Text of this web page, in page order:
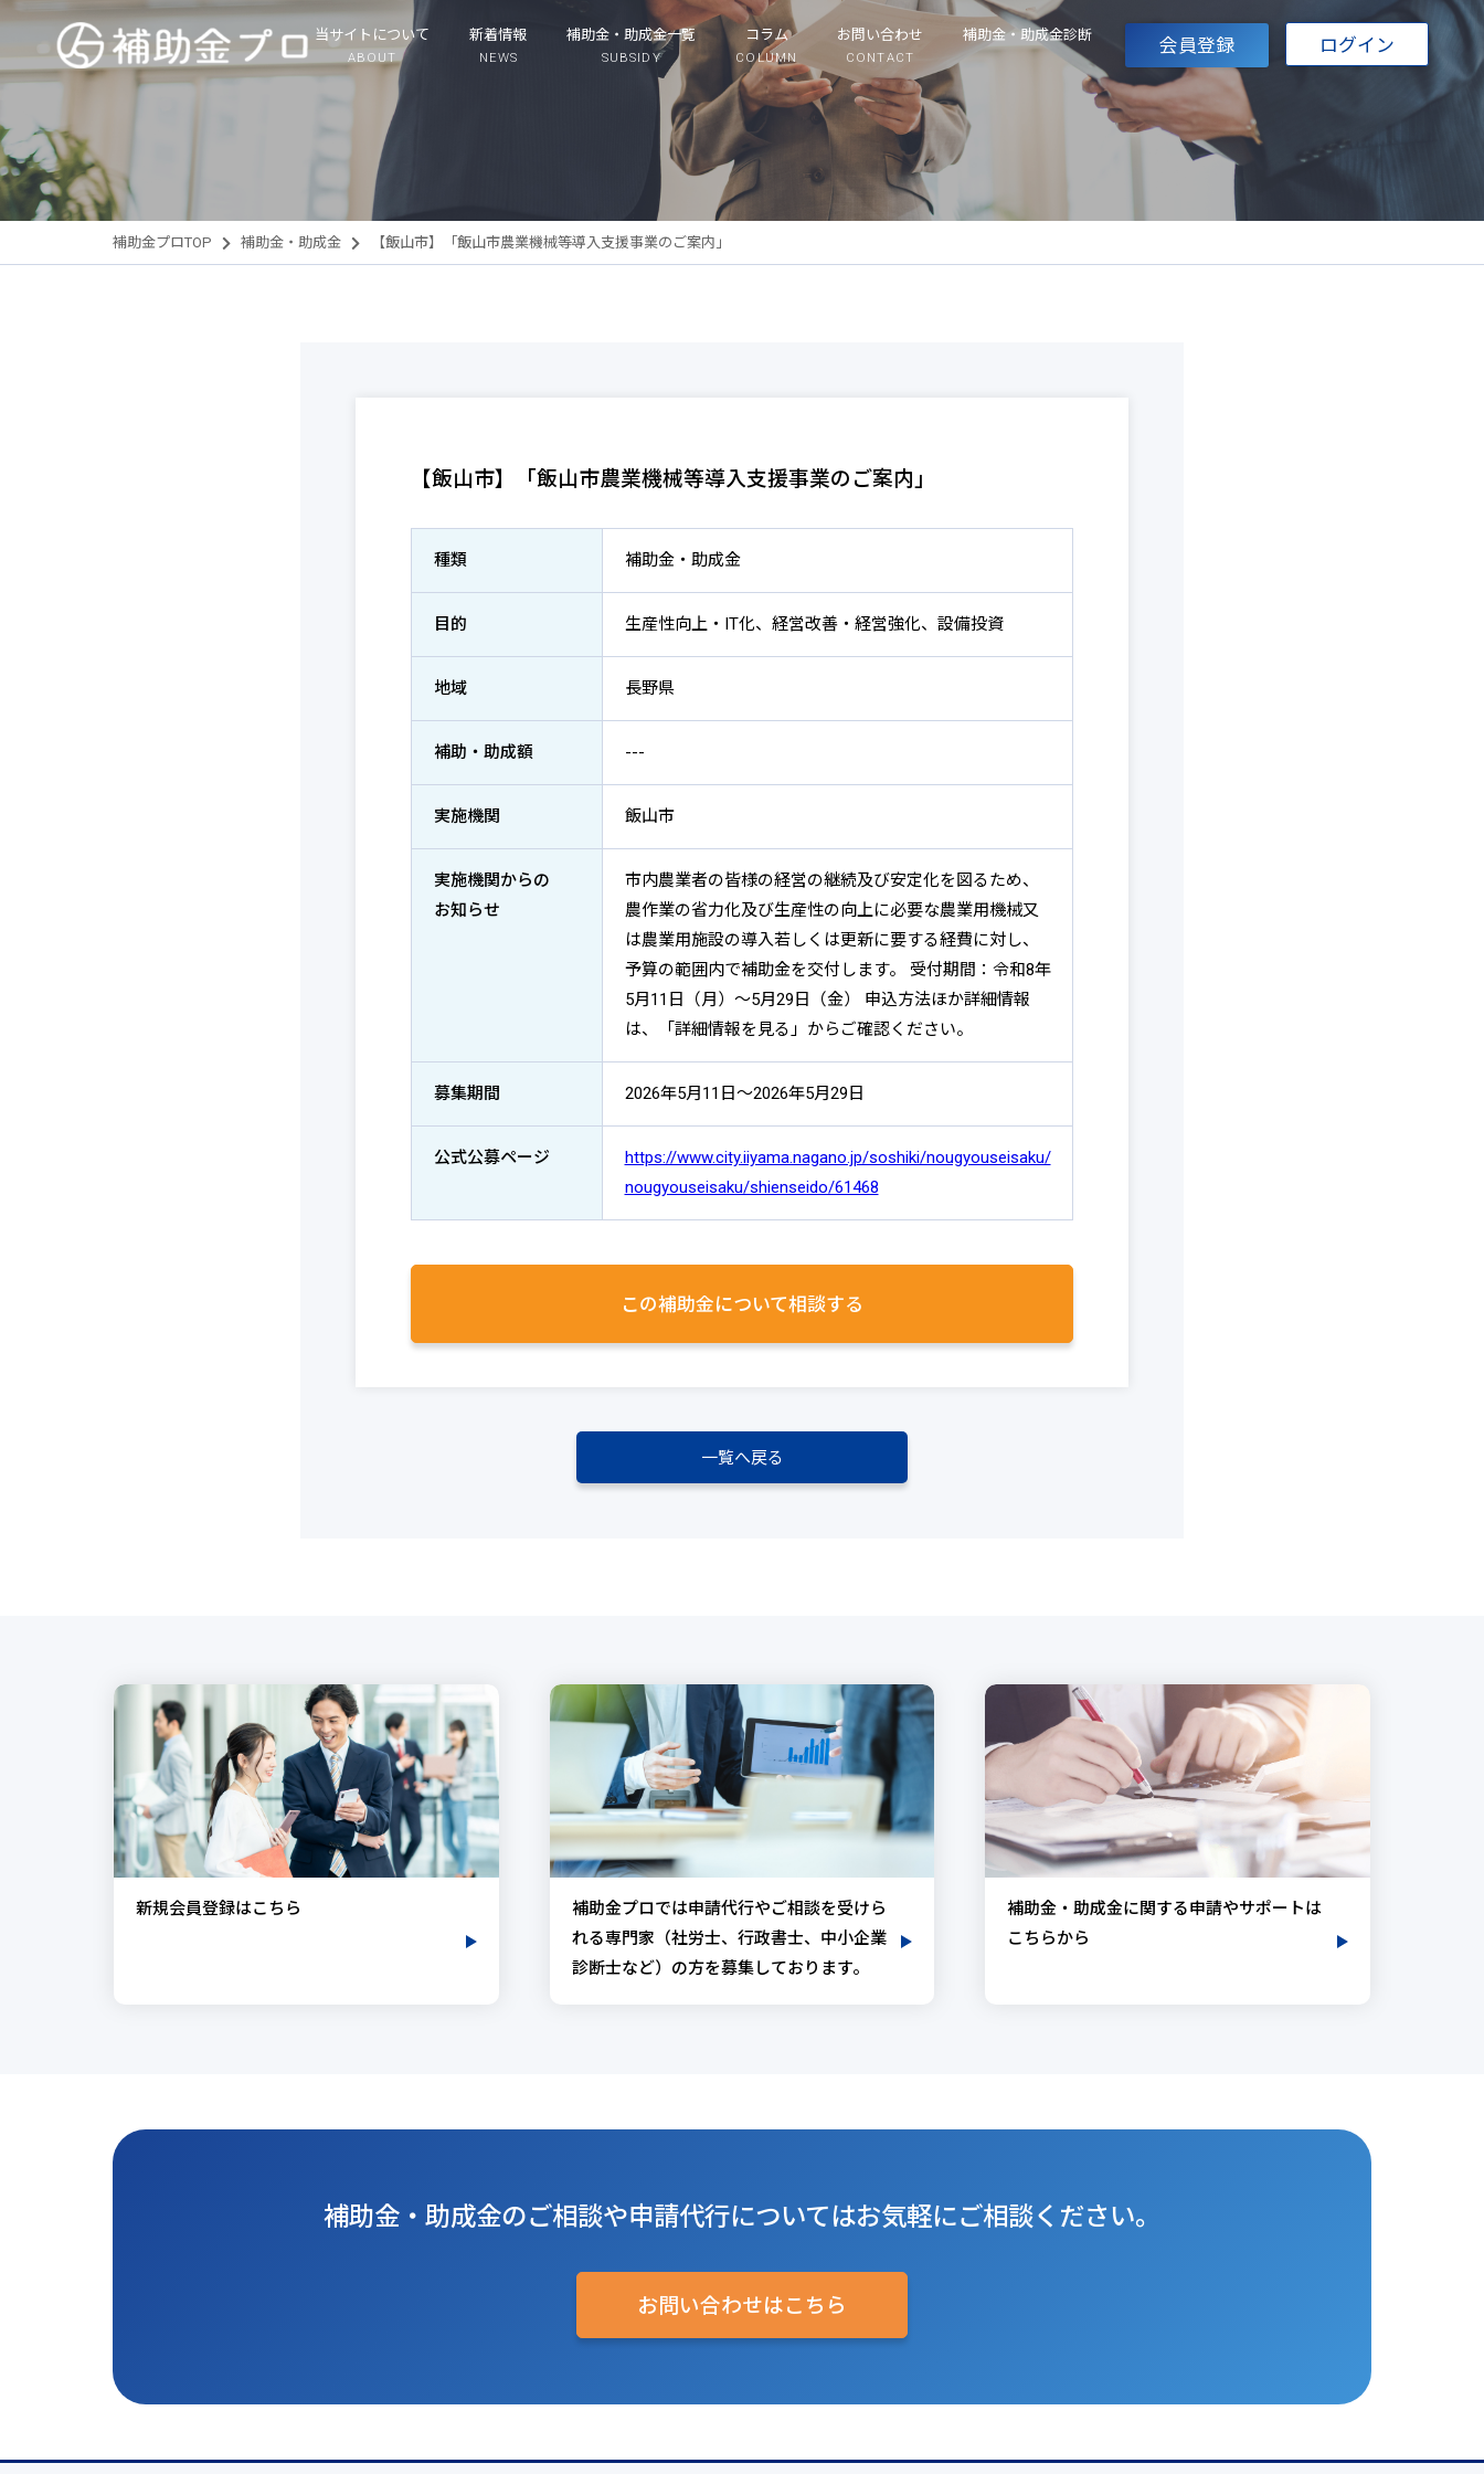
当サイトについて
ABOUT
新着情報
NEWS
補助金・助成金一覧
SUBSIDY
コラム
COLUMN
お問い合わせ
CONTACT
補助金・助成金診断 会員登録 ログイン
補助金プロTOP 補助金・助成金 【飯山市】「飯山市農業機械等導入支援事業のご案内」
【飯山市】「飯山市農業機械等導入支援事業のご案内」
種類 補助金・助成金
目的 生産性向上・IT化、経営改善・経営強化、設備投資
地域 長野県
補助・助成額 ---
実施機関 飯山市
実施機関からの
お知らせ
市内農業者の皆様の経営の継続及び安定化を図るため、
農作業の省力化及び生産性の向上に必要な農業用機械又
は農業用施設の導入若しくは更新に要する経費に対し、
予算の範囲内で補助金を交付します。 受付期間：令和8年
5月11日（月）～5月29日（金） 申込方法ほか詳細情報
は、「詳細情報を見る」からご確認ください。
募集期間 2026年5月11日～2026年5月29日
公式公募ページ
https://www.city.iiyama.nagano.jp/soshiki/nougyouseisaku/
nougyouseisaku/shienseido/61468
この補助金について相談する
一覧へ戻る
新規会員登録はこちら
補助金プロでは申請代行やご相談を受けら
れる専門家（社労士、行政書士、中小企業
診断士など）の方を募集しております。
補助金・助成金に関する申請やサポートは
こちらから
補助金・助成金のご相談や申請代行についてはお気軽にご相談ください。
お問い合わせはこちら